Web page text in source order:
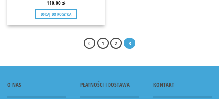
110,00 zł
DODAJ DO KOSZYKA
1 2 3
O NAS PŁATNOŚCI I DOSTAWA KONTAKT